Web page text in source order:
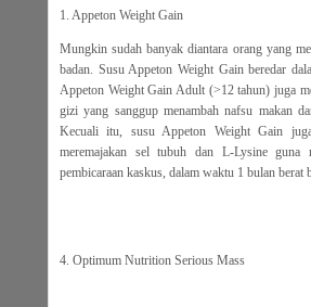
1. Appeton Weight Gain
Mungkin sudah banyak diantara orang yang
badan. Susu Appeton Weight Gain beredar
Appeton Weight Gain Adult (>12 tahun) juga
gizi yang sanggup menambah nafsu makan
Kecuali itu, susu Appeton Weight Gain
meremajakan sel tubuh dan L-Lysine guna
pembicaraan kaskus, dalam waktu 1 bulan berat
4. Optimum Nutrition Serious Mass